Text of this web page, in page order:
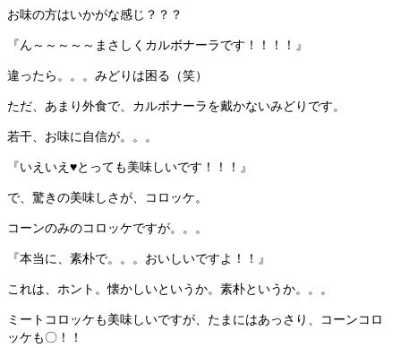
お味の方はいかがな感じ？？？
『ん～～～～～まさしくカルボナーラです！！！！』
違ったら。。。みどりは困る（笑）
ただ、あまり外食で、カルボナーラを戴かないみどりです。
若干、お味に自信が。。。
『いえいえ♥とっても美味しいです！！！』
で、驚きの美味しさが、コロッケ。
コーンのみのコロッケですが。。。
『本当に、素朴で。。。おいしいですよ！！』
これは、ホント。懐かしいというか。素朴というか。。。
ミートコロッケも美味しいですが、たまにはあっさり、コーンコロ
ッケも〇！！